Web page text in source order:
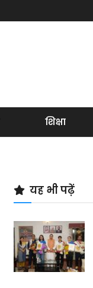
शिक्षा
यह भी पढ़ें